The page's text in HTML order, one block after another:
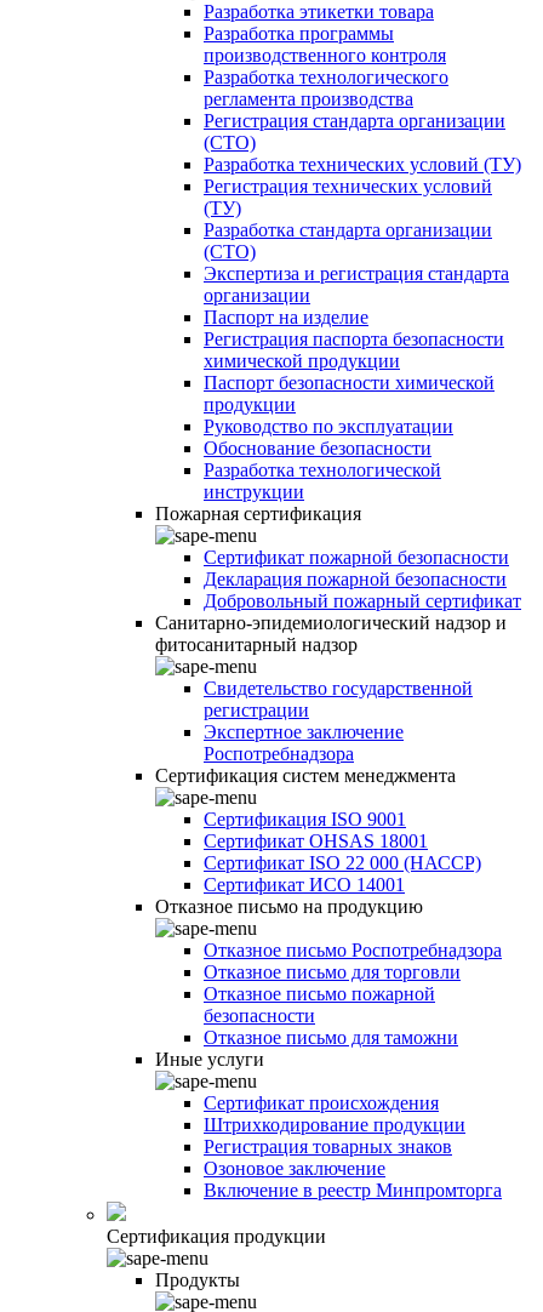
Разработка этикетки товара
Разработка программы
производственного контроля
Разработка технологического
регламента производства
Регистрация стандарта организации
(СТО)
Разработка технических условий (ТУ)
Регистрация технических условий
(ТУ)
Разработка стандарта организации
(СТО)
Экспертиза и регистрация стандарта
организации
Паспорт на изделие
Регистрация паспорта безопасности
химической продукции
Паспорт безопасности химической
продукции
Руководство по эксплуатации
Обоснование безопасности
Разработка технологической
инструкции
Пожарная сертификация
Сертификат пожарной безопасности
Декларация пожарной безопасности
Добровольный пожарный сертификат
Санитарно-эпидемиологический надзор и
фитосанитарный надзор
Свидетельство государственной
регистрации
Экспертное заключение
Роспотребнадзора
Сертификация систем менеджмента
Сертификация ISO 9001
Сертификат OHSAS 18001
Сертификат ISO 22 000 (НАССР)
Сертификат ИСО 14001
Отказное письмо на продукцию
Отказное письмо Роспотребнадзора
Отказное письмо для торговли
Отказное письмо пожарной
безопасности
Отказное письмо для таможни
Иные услуги
Сертификат происхождения
Штрихкодирование продукции
Регистрация товарных знаков
Озоновое заключение
Включение в реестр Минпромторга
Сертификация продукции
Продукты